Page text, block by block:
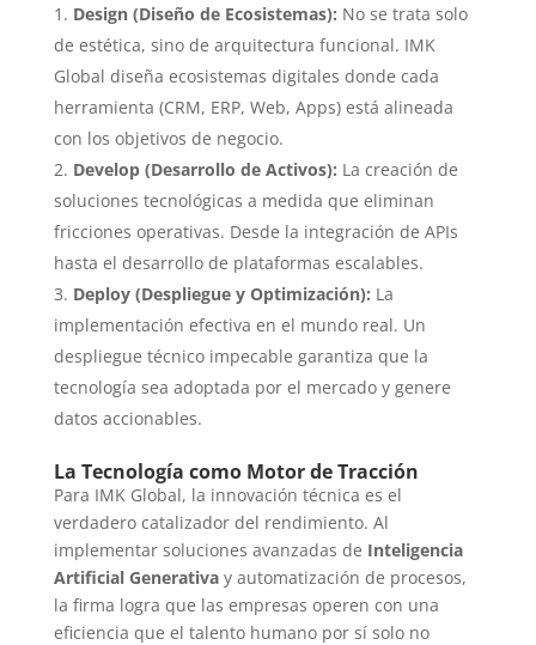
Design (Diseño de Ecosistemas): No se trata solo
de estética, sino de arquitectura funcional. IMK
Global diseña ecosistemas digitales donde cada
herramienta (CRM, ERP, Web, Apps) está alineada
con los objetivos de negocio.
Develop (Desarrollo de Activos): La creación de
soluciones tecnológicas a medida que eliminan
fricciones operativas. Desde la integración de APIs
hasta el desarrollo de plataformas escalables.
Deploy (Despliegue y Optimización): La
implementación efectiva en el mundo real. Un
despliegue técnico impecable garantiza que la
tecnología sea adoptada por el mercado y genere
datos accionables.
La Tecnología como Motor de Tracción
Para IMK Global, la innovación técnica es el
verdadero catalizador del rendimiento. Al
implementar soluciones avanzadas de Inteligencia
Artificial Generativay automatización de procesos,
la firma logra que las empresas operen con una
eficiencia que el talento humano por sí solo no